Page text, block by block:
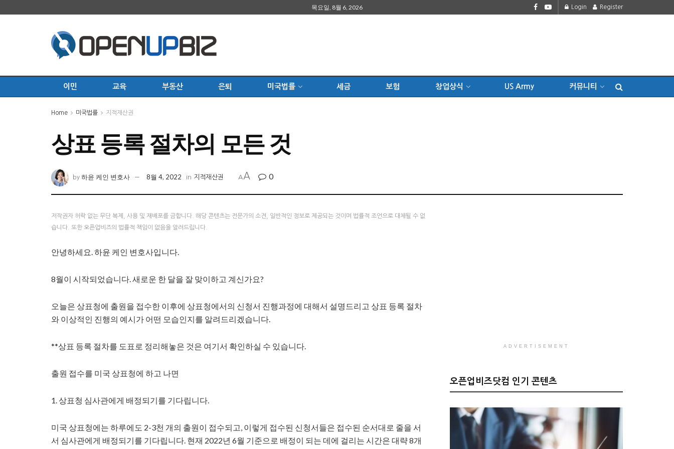
목요일, 8월 6, 2026 Login Register
이민 교육 부동산 은퇴 미국법률 세금 보험 창업상식 US Army 커뮤니티
Home 미국법률 지적재산권
상표 등록 절차의 모든 것
by 하윤 케인 변호사 8월 4, 2022 in 지적재산권 AA 0
저작권자 허락 없는 무단 복제, 사용 및 재배포를 금합니다. 해당 콘텐츠는 전문가의 소견, 일반적인 정보로 제공되는 것이며 법률적 조언으로 대체될 수 없
습니다. 또한 오픈업비즈의 법률적 책임이 없음을 알려드립니다.
안녕하세요. 하윤 케인 변호사입니다.
8월이 시작되었습니다. 새로운 한 달을 잘 맞이하고 계신가요?
오늘은 상표청에 출원을 접수한 이후에 상표청에서의 신청서 진행과정에 대해서 설명드리고 상표 등록 절차
와 이상적인 진행의 예시가 어떤 모습인지를 알려드리겠습니다.
**상표 등록 절차를 도표로 정리해놓은 것은 여기서 확인하실 수 있습니다.
출원 접수를 미국 상표청에 하고 나면
1. 상표청 심사관에게 배정되기를 기다립니다.
미국 상표청에는 하루에도 2-3천 개의 출원이 접수되고, 이렇게 접수된 신청서들은 접수된 순서대로 줄을 서
서 심사관에게 배정되기를 기다립니다. 현재 2022년 6월 기준으로 배정이 되는 데에 걸리는 시간은 대략 8개
ADVERTISEMENT
오픈업비즈닷컴 인기 콘텐츠